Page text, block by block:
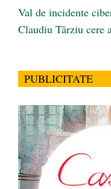
Val de incidente
Claudiu Târziu cere
PUBLICITATE